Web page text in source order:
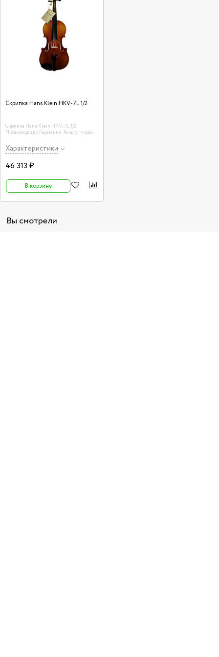
Скрипка Hans Klein HKV-7L 1/2
Скрипка Hans Klein HKV-7L 1/2.
Производство Германия. Аналог модели
Характеристики
46 313 ₽
В корзину
Вы смотрели